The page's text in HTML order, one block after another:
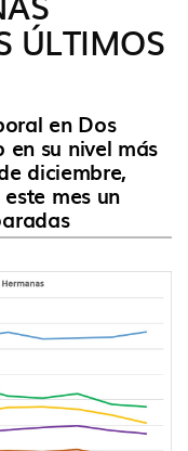
ÚLTIMOS
en Dos
en su nivel más
diciembre,
mes un